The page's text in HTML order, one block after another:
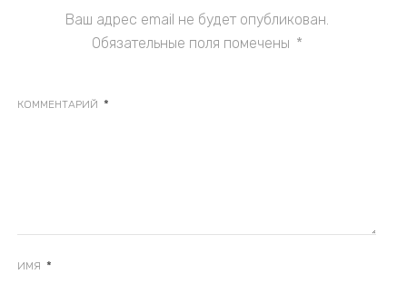
Ваш адрес email не будет опубликован.
Обязательные поля помечены *
КОММЕНТАРИЙ *
ИМЯ *